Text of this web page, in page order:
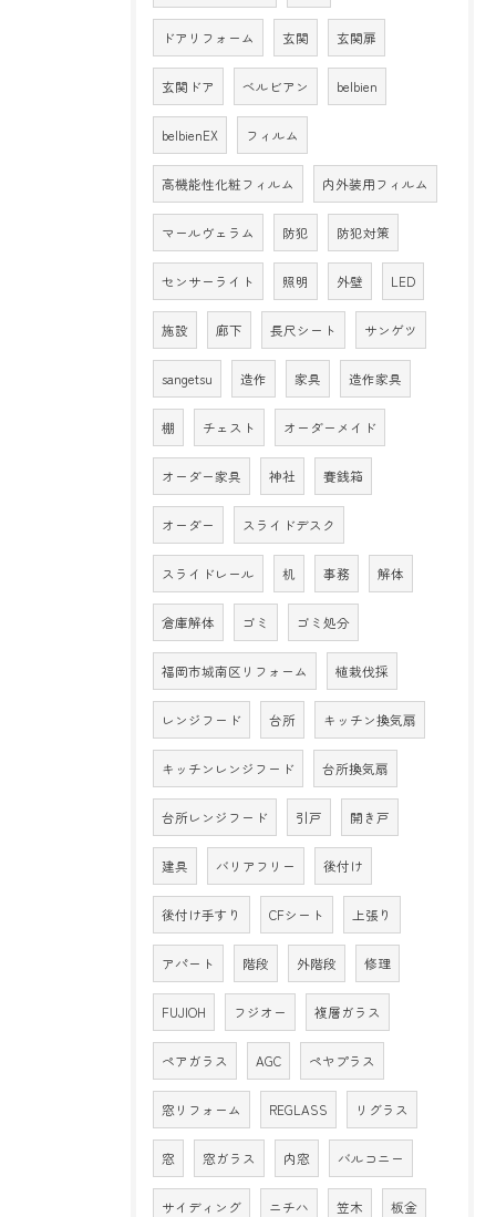
ドアリフォーム 玄関 玄関扉
玄関ドア ベルビアン belbien
belbienEX フィルム
高機能性化粧フィルム 内外装用フィルム
マールヴェラム 防犯 防犯対策
センサーライト 照明 外壁 LED
施設 廊下 長尺シート サンゲツ
sangetsu 造作 家具 造作家具
棚 チェスト オーダーメイド
オーダー家具 神社 賽銭箱
オーダー スライドデスク
スライドレール 机 事務 解体
倉庫解体 ゴミ ゴミ処分
福岡市城南区リフォーム 植栽伐採
レンジフード 台所 キッチン換気扇
キッチンレンジフード 台所換気扇
台所レンジフード 引戸 開き戸
建具 バリアフリー 後付け
後付け手すり CFシート 上張り
アパート 階段 外階段 修理
FUJIOH フジオー 複層ガラス
ペアガラス AGC ペヤプラス
窓リフォーム REGLASS リグラス
窓 窓ガラス 内窓 バルコニー
サイディング ニチハ 笠木 板金